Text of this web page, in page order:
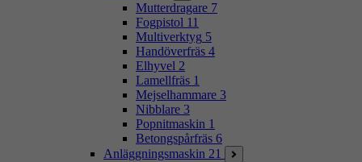
Mutterdragare 7
Fogpistol 11
Multiverktyg 5
Handöverfräs 4
Elhyvel 2
Lamellfräs 1
Mejselhammare 3
Nibblare 3
Popnitmaskin 1
Betongspårfräs 6
Anläggningsmaskin 21